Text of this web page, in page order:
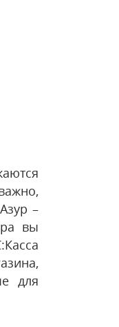
–
вы
для